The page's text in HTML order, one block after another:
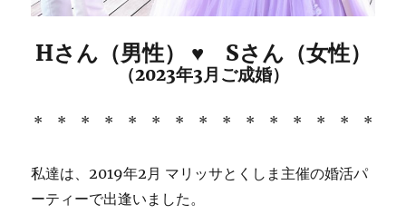
Hさん（男性） ♥ Sさん（女性）
（2023年3月ご成婚）
* * * * * * * * * * * * * * *
私達は、2019年2月 マリッサとくしま主催の婚活パ
ーティーで出逢いました。